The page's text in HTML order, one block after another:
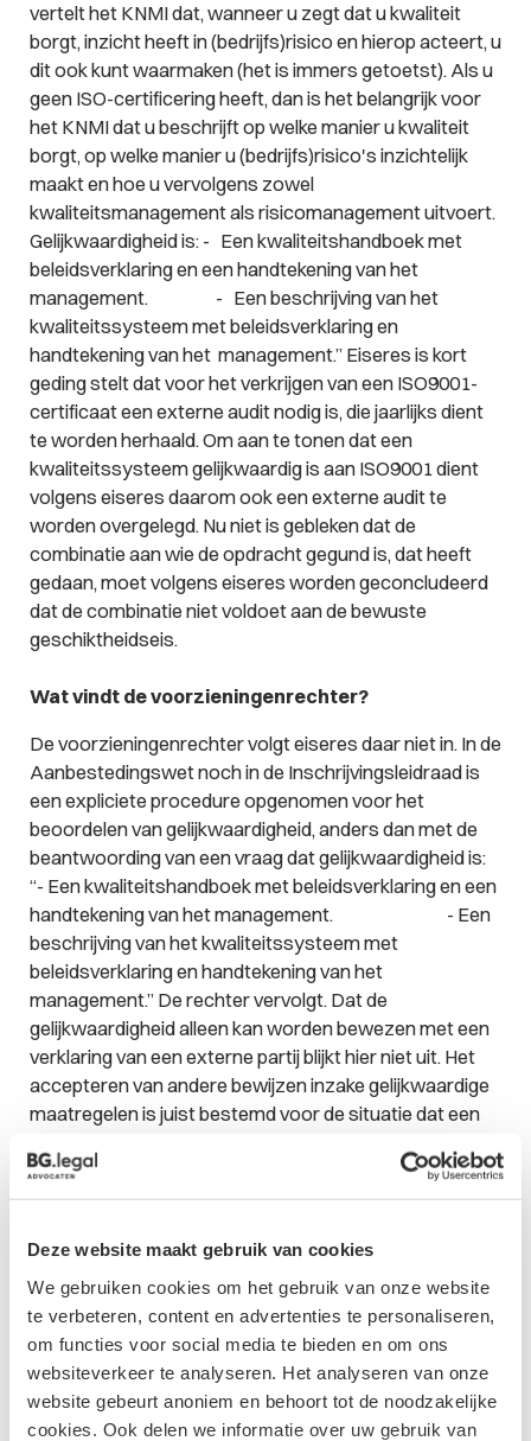
Deze website maakt gebruik van cookies
We gebruiken cookies om het gebruik van onze website
te verbeteren, content en advertenties te personaliseren,
om functies voor social media te bieden en om ons
websiteverkeer te analyseren. Het analyseren van onze
website gebeurt anoniem en behoort tot de noodzakelijke
cookies. Ook delen we informatie over uw gebruik van
vertelt het KNMI dat, wanneer u zegt dat u kwaliteit
borgt, inzicht heeft in (bedrijfs)risico en hierop acteert, u
dit ook kunt waarmaken (het is immers getoetst). Als u
geen ISO-certificering heeft, dan is het belangrijk voor
het KNMI dat u beschrijft op welke manier u kwaliteit
borgt, op welke manier u (bedrijfs)risico's inzichtelijk
maakt en hoe u vervolgens zowel
kwaliteitsmanagement als risicomanagement uitvoert.
Gelijkwaardigheid is: - Een kwaliteitshandboek met
beleidsverklaring en een handtekening van het
management.
- Een beschrijving van het
kwaliteitssysteem met beleidsverklaring en
handtekening van het management.”Eiseres is kort
geding stelt dat voor het verkrijgen van een ISO9001-
certificaat een externe audit nodig is, die jaarlijks dient
te worden herhaald. Om aan te tonen dat een
kwaliteitssysteem gelijkwaardig is aan ISO9001 dient
volgens eiseres daarom ook een externe audit te
worden overgelegd. Nu niet is gebleken dat de
combinatie aan wie de opdracht gegund is, dat heeft
gedaan, moet volgens eiseres worden geconcludeerd
dat de combinatie niet voldoet aan de bewuste
geschiktheidseis.
Wat vindt de voorzieningenrechter?
De voorzieningenrechter volgt eiseres daar niet in. In de
Aanbestedingswet noch in de Inschrijvingsleidraad is
een expliciete procedure opgenomen voor het
beoordelen van gelijkwaardigheid, anders dan met de
beantwoording van een vraag dat gelijkwaardigheid is:
“- Een kwaliteitshandboek met beleidsverklaring en een
handtekening van het management.
- Een
beschrijving van het kwaliteitssysteem met
beleidsverklaring en handtekening van het
management.”De rechter vervolgt. Dat de
gelijkwaardigheid alleen kan worden bewezen met een
verklaring van een externe partij blijkt hier niet uit. Het
accepteren van andere bewijzen inzake gelijkwaardige
maatregelen is juist bestemd voor de situatie dat een
gestelde termijnen kan verwerven om redenen die hem
niet aangerekend kunnen worden. Het ligt dan niet voor
inschrijven wel eerst nog een externe audit zou moeten
laten verrichten. Het ligt veeleer voor de hand dat in een
dergelijke situatie de aanbestedende dienst beoordeelt
of de overgelegde bewijzen voldoende zijn om de
gelijkwaardigheidstoets te doorstaan. Die beoordeling
zal uiteraard wel moeten plaatsvinden door een ter
zake deskundige beoordelaar. De Staat heeft